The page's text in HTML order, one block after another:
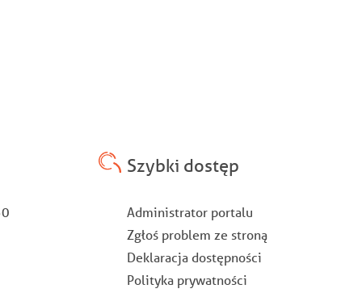
Szybki dostęp
Stopka
Administrator portalu
Zgłoś problem ze stroną
Deklaracja dostępności
Polityka prywatności